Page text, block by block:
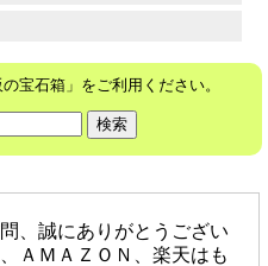
宝石箱」をご利用ください。
、誠にありがとうござい
ＡＭＡＺＯＮ、楽天はも